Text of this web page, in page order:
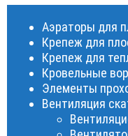
Аэраторы для
Крепеж для
Крепеж для
Кровельные
Элементы
Вентиляция